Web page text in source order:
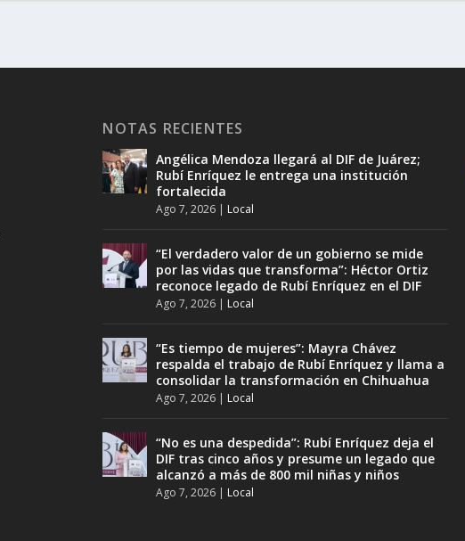
NOTAS RECIENTES
Angélica Mendoza llegará al DIF de Juárez;
Rubí Enríquez le entrega una institución
fortalecida
Ago 7, 2026 | Local
“El verdadero valor de un gobierno se mide
por las vidas que transforma”: Héctor Ortiz
reconoce legado de Rubí Enríquez en el DIF
Ago 7, 2026 | Local
“Es tiempo de mujeres”: Mayra Chávez
respalda el trabajo de Rubí Enríquez y llama a
consolidar la transformación en Chihuahua
Ago 7, 2026 | Local
“No es una despedida”: Rubí Enríquez deja el
DIF tras cinco años y presume un legado que
alcanzó a más de 800 mil niñas y niños
Ago 7, 2026 | Local